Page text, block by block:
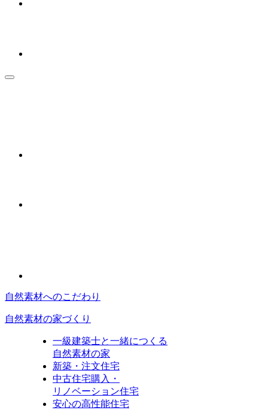
自然素材へのこだわり
自然素材の家づくり
一級建築士と一緒につくる
自然素材の家
新築・注文住宅
中古住宅購入・
リノベーション住宅
安心の高性能住宅